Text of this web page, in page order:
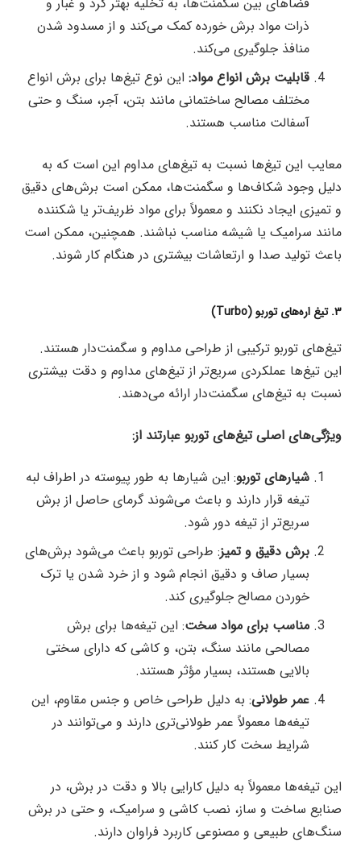
ذرات مواد برش خورده کمک می‌کند و از مسدود شدن
منافذ جلوگیری می‌کند.
قابلیت برش انواع مواد: این نوع تیغ‌ها برای برش انواع
مختلف مصالح ساختمانی مانند بتن، آجر، سنگ و حتی
آسفالت مناسب هستند.
معایب این تیغ‌ها نسبت به تیغ‌های مداوم این است که به
دلیل وجود شکاف‌ها و سگمنت‌ها، ممکن است برش‌های دقیق
و تمیزی ایجاد نکنند و معمولاً برای مواد ظریف‌تر یا شکننده
مانند سرامیک یا شیشه مناسب نباشند. همچنین، ممکن است
باعث تولید صدا و ارتعاشات بیشتری در هنگام کار شوند.
۳. تیغ اره‌های توربو (Turbo)
تیغ‌های توربو ترکیبی از طراحی مداوم و سگمنت‌دار هستند.
این تیغ‌ها عملکردی سریع‌تر از تیغ‌های مداوم و دقت بیشتری
نسبت به تیغ‌های سگمنت‌دار ارائه می‌دهند.
ویژگی‌های اصلی تیغ‌های توربو عبارتند از:
شیارهای توربو: این شیارها به طور پیوسته در اطراف لبه
تیغه قرار دارند و باعث می‌شوند گرمای حاصل از برش
سریع‌تر از تیغه دور شود.
برش دقیق و تمیز: طراحی توربو باعث می‌شود برش‌های
بسیار صاف و دقیق انجام شود و از خرد شدن یا ترک
خوردن مصالح جلوگیری کند.
مناسب برای مواد سخت: این تیغه‌ها برای برش
مصالحی مانند سنگ، بتن، و کاشی که دارای سختی
بالایی هستند، بسیار مؤثر هستند.
عمر طولانی: به دلیل طراحی خاص و جنس مقاوم، این
تیغه‌ها معمولاً عمر طولانی‌تری دارند و می‌توانند در
شرایط سخت کار کنند.
این تیغه‌ها معمولاً به دلیل کارایی بالا و دقت در برش، در
صنایع ساخت و ساز، نصب کاشی و سرامیک، و حتی در برش
سنگ‌های طبیعی و مصنوعی کاربرد فراوان دارند.